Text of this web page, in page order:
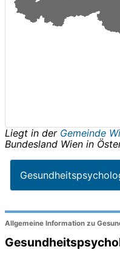
Liegt in der Gemeinde
Bundesland Wien in
Allgemeine Information zu